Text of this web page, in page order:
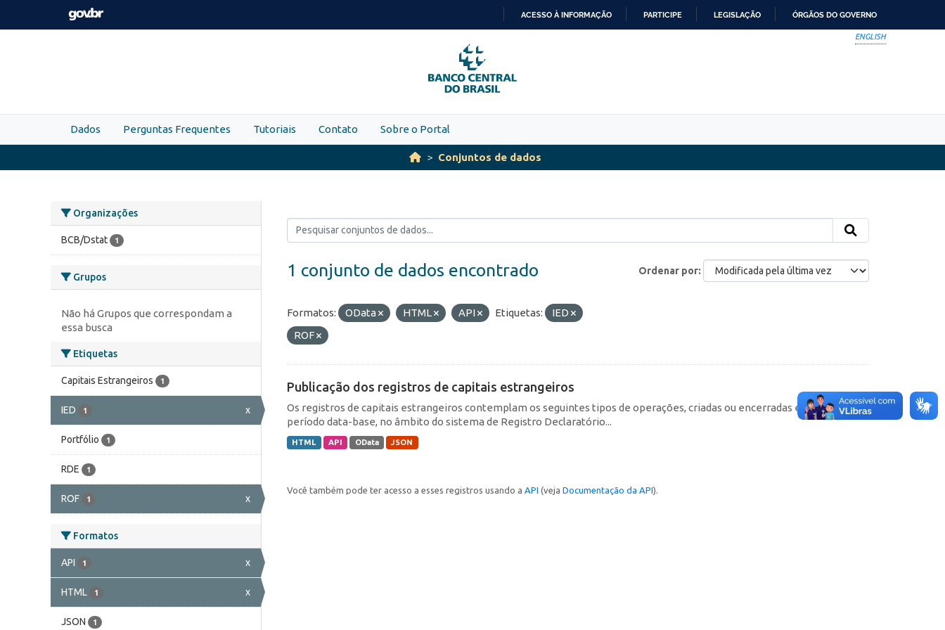
Skip to main content
PARA
O
CONTEÚDO
ACESSO À INFORMAÇÃO PARTICIPE LEGISLAÇÃO ÓRGÃOS DO GOVERNO
ENGLISH
Dados Perguntas Frequentes Tutoriais Contato Sobre o Portal
Conjuntos de dados
Organizações
BCB/Dstat 1
Grupos
Não há Grupos que correspondam a
essa busca
Etiquetas
Capitais Estrangeiros 1
IED 1 x
Portfólio 1
RDE 1
ROF 1 x
Formatos
API 1 x
HTML 1 x
JSON 1
Ordenar por
1 conjunto de dados encontrado
Formatos: OData HTML API Etiquetas:
IED
ROF
Publicação dos registros de capitais estrangeiros
Os registros de capitais estrangeiros contemplam os seguintes tipos de operações, criadas ou encerradas em cada
período data-base, no âmbito do sistema de Registro Declaratório...
HTML API OData JSON
Você também pode ter acesso a esses registros usando a API (veja Documentação da API).